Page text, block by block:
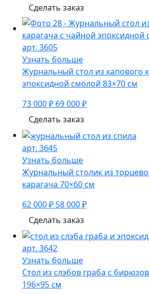
Сделать заказ
арт. 3605
Узнать больше
Журнальный стол из капового
эпоксидной смолой 83×70 см
73 000 ₽ 69 000 ₽
Сделать заказ
арт. 3645
Узнать больше
Журнальный столик из
карагача 70×60 см
62 000 ₽ 58 000 ₽
Сделать заказ
арт. 3642
Узнать больше
Стол из слэбов граба с
196×95 см